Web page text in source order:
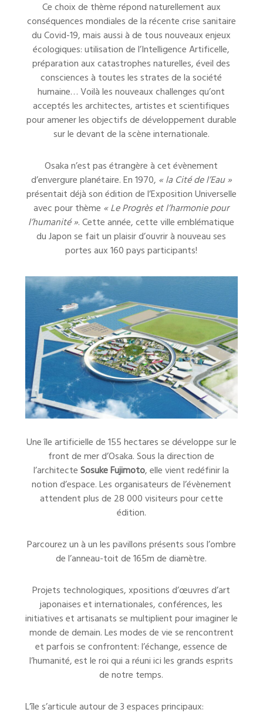
Ce choix de thème répond naturellement aux
conséquences mondiales de la récente crise sanitaire
du Covid-19, mais aussi à de tous nouveaux enjeux
écologiques: utilisation de l’Intelligence Artificelle,
préparation aux catastrophes naturelles, éveil des
consciences à toutes les strates de la société
humaine… Voilà les nouveaux challenges qu’ont
acceptés les architectes, artistes et scientifiques
pour amener les objectifs de développement durable
sur le devant de la scène internationale.
Osaka n’est pas étrangère à cet évènement
d’envergure planétaire. En 1970, « la Cité de l’Eau »
présentait déjà son édition de l’Exposition Universelle
avec pour thème « Le Progrès et l’harmonie pour
l’humanité ». Cette année, cette ville emblématique
du Japon se fait un plaisir d’ouvrir à nouveau ses
portes aux 160 pays participants!
Une île artificielle de 155 hectares se développe sur le
front de mer d’Osaka. Sous la direction de
l’architecteSosuke Fujimoto, elle vient redéfinir la
notion d’espace. Les organisateurs de l’évènement
attendent plus de 28 000 visiteurs pour cette
édition.
Parcourez un à un les pavillons présents sous l’ombre
de l’anneau-toit de 165m de diamètre.
Projets technologiques, xpositions d’œuvres d’art
japonaises et internationales, conférences, les
initiatives et artisanats se multiplient pour imaginer le
monde de demain. Les modes de vie se rencontrent
et parfois se confrontent: l’échange, essence de
l’humanité, est le roi qui a réuni ici les grands esprits
de notre temps.
L’île s’articule autour de 3 espaces principaux: